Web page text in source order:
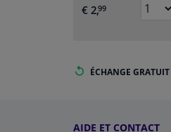
€ 2,99
ÉCHANGE GRATUIT
AIDE ET CONTACT